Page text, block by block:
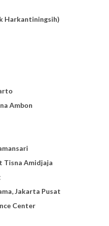
Harkantiningsih)
Ambon
Tisna Amidjaja
Jakarta Pusat
Center